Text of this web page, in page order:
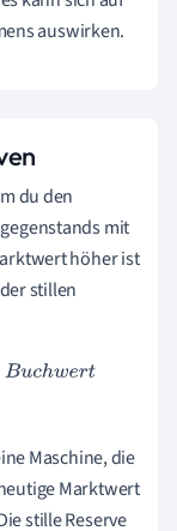
auswirken.
du den
mit
höher ist
stillen
hwert
Maschine, die
Marktwert
stille Reserve